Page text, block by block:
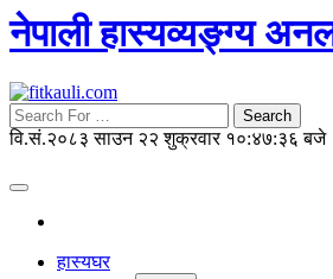
नेपाली हास्यव्यङ्ग्य
Search
वि.सं.२०८३ साउन २२ शुक्रवार १०:४७:३७ बजे
हास्यघर